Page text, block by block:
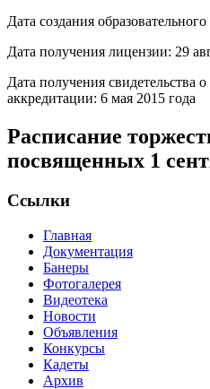
Дата создания
Дата получения лицензии: 29
Дата получения свидетельства
аккредитации: 6 мая 2015 года
Расписание
посвященных 1
Ссылки
Главная
Документация
Банеры
Фотогалерея
Видеотека
Новости
Объявления
Конкурсы
Кадеты
Архив